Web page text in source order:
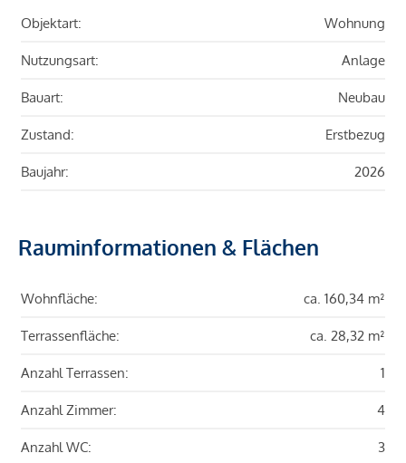
Objektart: Wohnung
Nutzungsart: Anlage
Bauart: Neubau
Zustand: Erstbezug
Baujahr: 2026
Rauminformationen & Flächen
Wohnfläche: ca. 160,34 m²
Terrassenfläche: ca. 28,32 m²
Anzahl Terrassen: 1
Anzahl Zimmer: 4
Anzahl WC: 3